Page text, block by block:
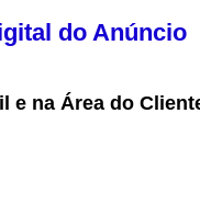
Amador Pesca
Matemática
do Anúncio
e na Área do